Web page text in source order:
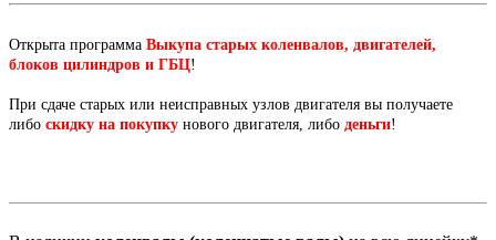
Открыта программа Выкупа старых коленвалов, двигателей,
блоков цилиндров и ГБЦ!
При сдаче старых или неисправных узлов двигателя вы получаете
либо скидку на покупку нового двигателя, либо деньги!